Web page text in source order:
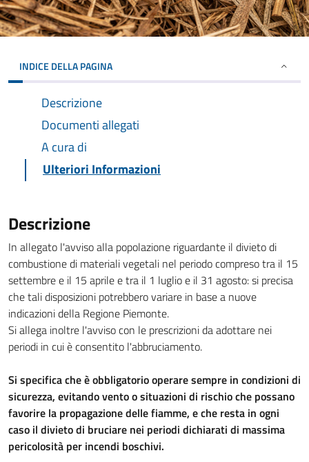
INDICE DELLA PAGINA
Descrizione
Documenti allegati
A cura di
Ulteriori Informazioni
Descrizione
In allegato l'avviso alla popolazione riguardante il divieto di
combustione di materiali vegetali nel periodo compreso tra il 15
settembre e il 15 aprile e tra il 1 luglio e il 31 agosto: si precisa
che tali disposizioni potrebbero variare in base a nuove
indicazioni della Regione Piemonte.
Si allega inoltre l'avviso con le prescrizioni da adottare nei
periodi in cui è consentito l'abbruciamento.
Si specifica che è obbligatorio operare sempre in condizioni di
sicurezza, evitando vento o situazioni di rischio che possano
favorire la propagazione delle fiamme, e che resta in ogni
caso il divieto di bruciare nei periodi dichiarati di massima
pericolosità per incendi boschivi.